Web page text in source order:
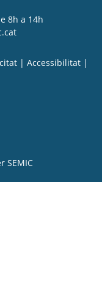
8h a 14h
Accessibilitat
SEMIC